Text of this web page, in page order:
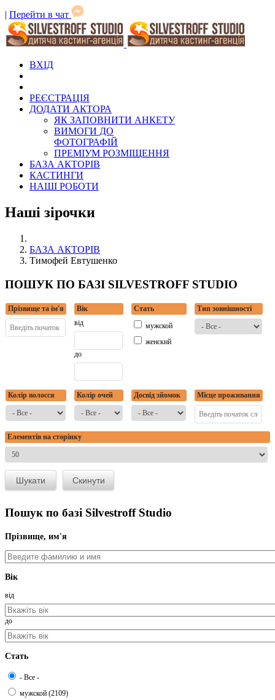
| Перейти в чат
ВХІД
РЕЄСТРАЦІЯ
ДОДАТИ АКТОРА
ЯК ЗАПОВНИТИ АНКЕТУ
ВИМОГИ ДО
ФОТОГРАФІЙ
ПРЕМІУМ РОЗМІЩЕННЯ
БАЗА АКТОРІВ
КАСТИНГИ
НАШІ РОБОТИ
Наші зірочки
БАЗА АКТОРІВ
Тимофей Евтушенко
ПОШУК ПО БАЗІ SILVESTROFF STUDIO
Прізвище та ім'я
Вік
від
до
Стать
мужской
женский
Тип зовнішності
Колір волосся Колір очей Досвід зйомок Місце проживання
Елементів на сторінку
Пошук по базі Silvestroff Studio
Прізвище, им'я
Вік
від
до
Стать
- Все -
мужской (2109)